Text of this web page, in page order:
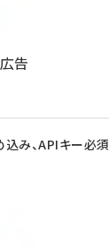
告
み、APIキー必須